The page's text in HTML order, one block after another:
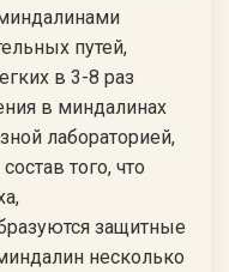
путей,
в 3-8 раз
в миндалинах
лабораторией,
того, что
защитные
несколько